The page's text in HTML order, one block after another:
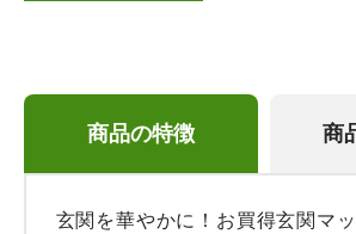
商品の特徴 商
玄関を華やかに！お買得玄関マッ